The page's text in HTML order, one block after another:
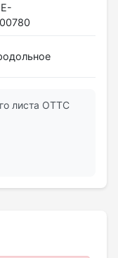
листа ОТТС